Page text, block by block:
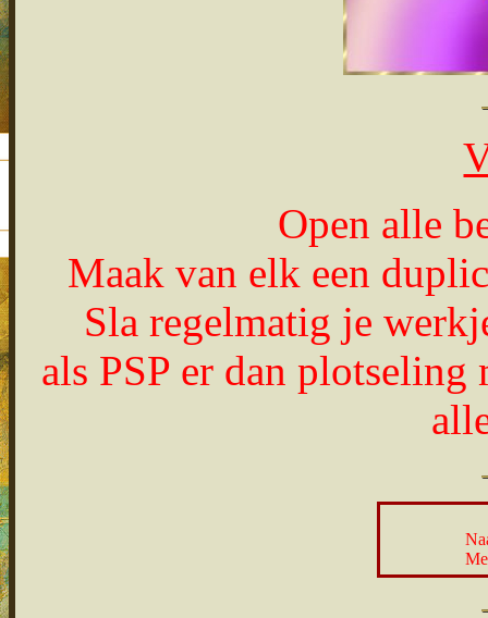
Open alle
Maak van elk een
Sla regelmatig je
als PSP er dan plotseling